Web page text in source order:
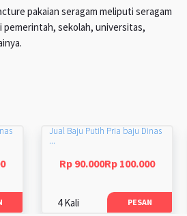
pakaian seragam meliputi seragam
pemerintah, sekolah, universitas,
Jual Baju Putih Pria baju Dinas
...
Rp 90.000Rp 100.000
4 Kali PESAN